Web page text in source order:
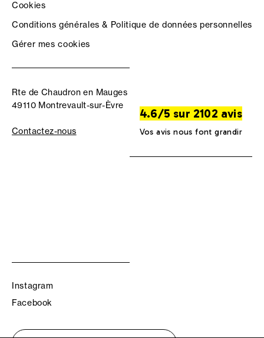
Cookies
Conditions générales & Politique de données personnelles
Gérer mes cookies
Rte de Chaudron en Mauges
49110 Montrevault-sur-Èvre
Contactez-nous
4.6/5 sur 2102 avis
Vos avis nous font grandir
Instagram
Facebook